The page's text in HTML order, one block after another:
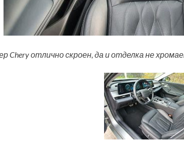
Chery отлично скроен, да и отделка не